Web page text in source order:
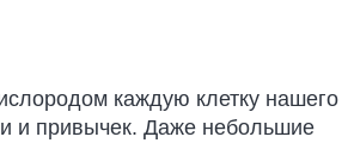
каждую клетку нашего
и привычек. Даже небольшие